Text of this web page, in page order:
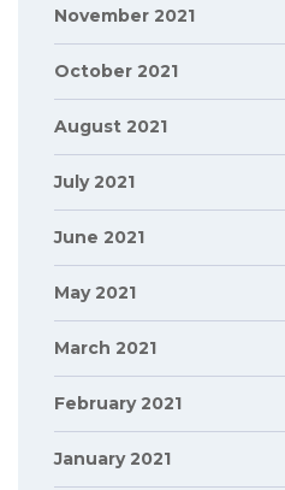
November 2021
October 2021
August 2021
July 2021
June 2021
May 2021
March 2021
February 2021
January 2021